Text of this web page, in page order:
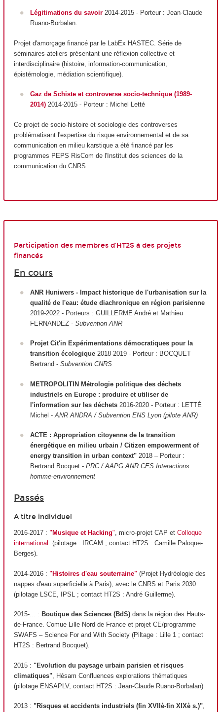
Légitimations du savoir2014-2015 - Porteur : Jean-Claude
Ruano-Borbalan.
Projet d'amorçage financé par le LabEx HASTEC. Série de
séminaires-ateliers présentant une réflexion collective et
interdisciplinaire (histoire, information-communication,
épistémologie, médiation scientifique).
Gaz de Schiste et controverse socio-technique (1989-
2014)2014-2015 - Porteur : Michel Letté
Ce projet de socio-histoire et sociologie des controverses
problématisant l'expertise du risque environnemental et de sa
communication en milieu karstique a été financé par les
programmes PEPS RisCom de l'Institut des sciences de la
communication du CNRS.
Participation des membres d'HT2S à des projets
financés
En cours
ANR Huniwers - Impact historique de l'urbanisation sur la
qualité de l'eau: étude diachronique en région parisienne
2019-2022 - Porteurs : GUILLERME André et Mathieu
FERNANDEZ- Subvention ANR
Projet Cit'in Expérimentations démocratiques pour la
transition écologique2018-2019 - Porteur : BOCQUET
Bertrand - Subvention CNRS
METROPOLITIN Métrologie politique des déchets
industriels en Europe : produire et utiliser de
l'information sur les déchets2016-2020 - Porteur : LETTÉ
Michel - ANR ANDRA / Subvention ENS Lyon (pilote ANR)
ACTE : Appropriation citoyenne de la transition
énergétique en milieu urbain / Citizen empowerment of
energy transition in urban context" 2018 – Porteur :
Bertrand Bocquet - PRC / AAPG ANR CES Interactions
homme-environnement
Passés
A titre individuel
2016-2017 : "Musique et Hacking", micro-projet CAP et Colloque
international . (pilotage : IRCAM ; contact HT2S : Camille Paloque-
Berges).
2014-2016 : "Histoires d'eau souterraine" (Projet Hydréologie des
nappes d'eau superficielle à Paris), avec le CNRS et Paris 2030
(pilotage LSCE, IPSL ; contact HT2S : André Guillerme).
2015-... : Boutique des Sciences (BdS) dans la région des Hauts-
de-France. Comue Lille Nord de France et projet CE/programme
SWAFS – Science For and With Society (Piltage : Lille 1 ; contact
HT2S : Bertrand Bocquet).
2015 : "Evolution du paysage urbain parisien et risques
climatiques" , Hésam Confluences explorations thématiques
(pilotage ENSAPLV, contact HT2S : Jean-Claude Ruano-Borbalan)
2013 : "Risques et accidents industriels (fin XVIIè-fin XIXè s.)",